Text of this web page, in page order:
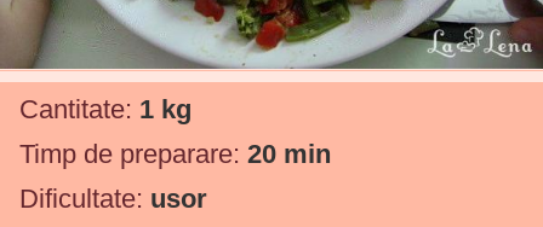
Cantitate: 1 kg
Timp de preparare: 20 min
Dificultate: usor